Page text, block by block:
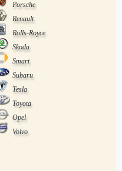
Porsche
Renault
Rolls-Royce
Skoda
Smart
Subaru
Tesla
Toyota
Opel
Volvo